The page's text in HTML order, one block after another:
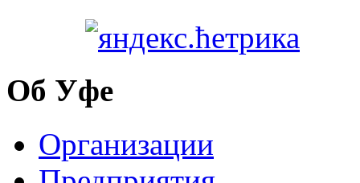
Об Уфе
Организации